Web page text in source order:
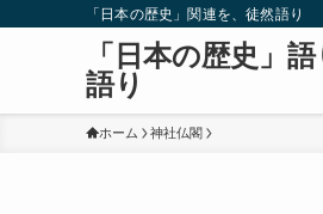
「日本の歴史」関連を、徒然語り
「日本の歴史」
語り
ホーム 神社仏閣